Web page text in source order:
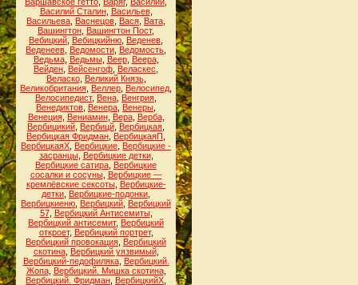
Василий Сталин, Васильев,
Васильева Васнецов Вася Вата
Вашингтон Вашингтон Пост,
Вебицкий Вебицкийню Веденев
Веденеев Ведомости Ведомость
Ведьма, Ведьмы, Веер, Веера,
Вейден Вейсенгоф Веласкес
Веласко, Великий Князь,
Великобритания Веллер Велосипед
Велосипедист, Вена Венгрия
Венедиктов Венера Венеры
Венеция, Вениамин, Вера, Верба,
Вербицикий Вербицй Вербицкая
Вербицкая Фридман ВербицкаяП
ВербицкаяХ Вербицкие Вербицкие -
засранцы, Вербицкие детки,
Вербицкие сатира Вербицкие
сосалки и сосуны, Вербицкие —
кремлёвские сексоты, Вербицкие-
детки Вербицкие-подонки
Вербицкиеню Вербицкий Вербицкий
57, Вербицкий Антисемиты,
Вербицкий антисемит, Вербицкий
откроет, Вербицкий портрет,
Вербицкий провокация Вербицкий
скотина, Вербицкий уязвимый,
Вербицкий-педофиляка, Вербицкий.
Жопа, Вербицкий. Мишка скотина,
Вербицкий. Фридман ВербицкийХ